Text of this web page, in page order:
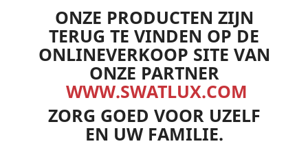
ONZE PRODUCTEN ZIJN
TERUG TE VINDEN OP DE
ONLINEVERKOOP SITE VAN
ONZE PARTNER
WWW.SWATLUX.COM
ZORG GOED VOOR UZELF
EN UW FAMILIE.